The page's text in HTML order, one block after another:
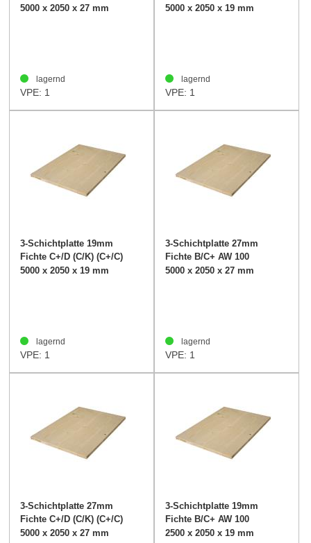
5000 x 2050 x 27 mm
lagernd
VPE: 1
5000 x 2050 x 19 mm
lagernd
VPE: 1
3-Schichtplatte 19mm
Fichte C+/D (C/K) (C+/C)
5000 x 2050 x 19 mm
lagernd
VPE: 1
3-Schichtplatte 27mm
Fichte B/C+ AW 100
verleimt
5000 x 2050 x 27 mm
lagernd
VPE: 1
3-Schichtplatte 27mm
Fichte C+/D (C/K) (C+/C)
5000 x 2050 x 27 mm
3-Schichtplatte 19mm
Fichte B/C+ AW 100
verleimt
2500 x 2050 x 19 mm